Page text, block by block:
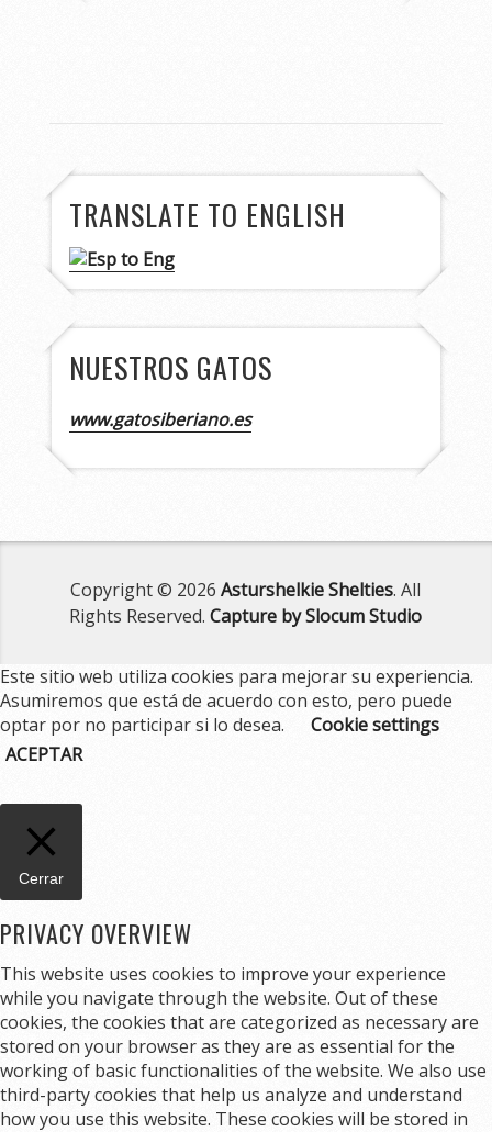
TRANSLATE TO ENGLISH
NUESTROS GATOS
www.gatosiberiano.es
Copyright © 2026Asturshelkie Shelties. All
Rights Reserved.Capture by Slocum Studio
Este sitio web utiliza cookies para mejorar su experiencia.
Asumiremos que está de acuerdo con esto, pero puede
optar por no participar si lo desea.
Cookie settings
ACEPTAR
Cerrar
PRIVACY OVERVIEW
This website uses cookies to improve your experience
while you navigate through the website. Out of these
cookies, the cookies that are categorized as necessary are
stored on your browser as they are as essential for the
working of basic functionalities of the website. We also use
third-party cookies that help us analyze and understand
how you use this website. These cookies will be stored in